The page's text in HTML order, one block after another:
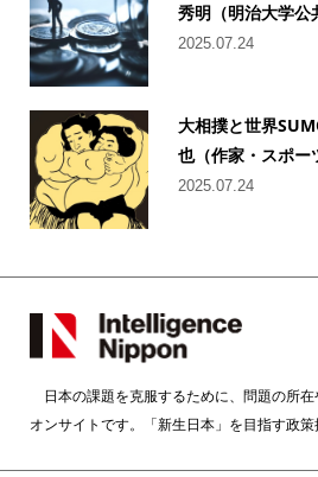
秀明（明治大学公
2025.07.24
大相撲と世界
也（作家・スポー
2025.07.24
日本の課題を克服するために、問題の所
オンサイトです。「新生日本」を目指す政策